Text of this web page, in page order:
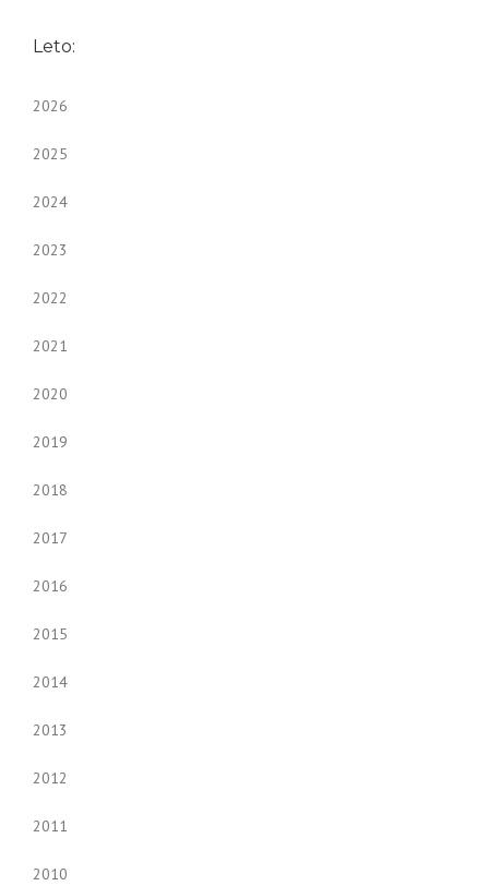
Leto:
2026
2025
2024
2023
2022
2021
2020
2019
2018
2017
2016
2015
2014
2013
2012
2011
2010